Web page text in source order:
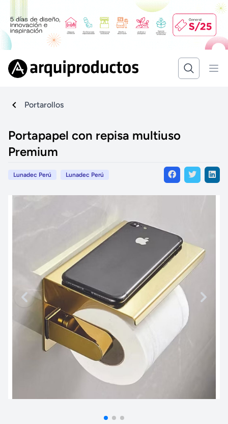
Portarollos
Portapapel con repisa multiuso
Premium
Lunadec Perú Lunadec Perú